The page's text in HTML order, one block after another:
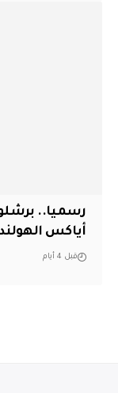
رسميا..
أياكس
قبل 4 أيام